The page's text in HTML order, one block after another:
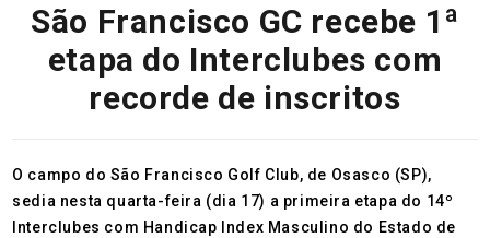
São Francisco GC recebe 1ª
etapa do Interclubes com
recorde de inscritos
O campo do São Francisco Golf Club, de Osasco (SP),
sedia nesta quarta-feira (dia 17) a primeira etapa do 14º
Interclubes com Handicap Index Masculino do Estado de